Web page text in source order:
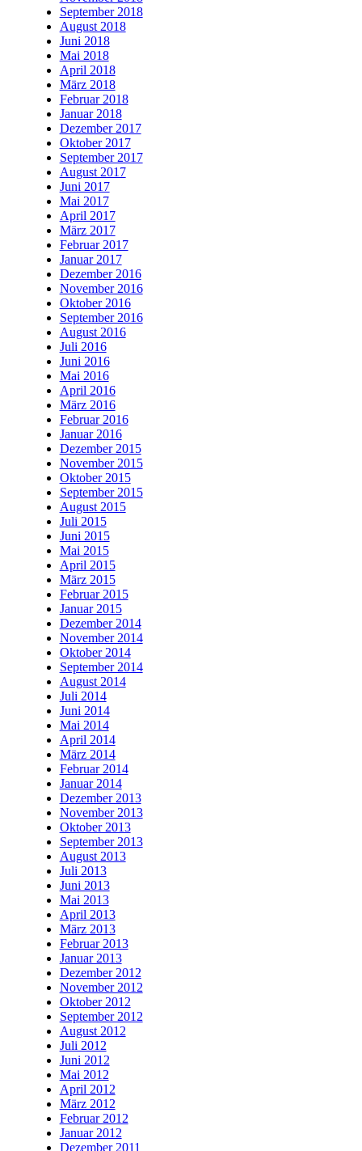
September 2018
August 2018
Juni 2018
Mai 2018
April 2018
März 2018
Februar 2018
Januar 2018
Dezember 2017
Oktober 2017
September 2017
August 2017
Juni 2017
Mai 2017
April 2017
März 2017
Februar 2017
Januar 2017
Dezember 2016
November 2016
Oktober 2016
September 2016
August 2016
Juli 2016
Juni 2016
Mai 2016
April 2016
März 2016
Februar 2016
Januar 2016
Dezember 2015
November 2015
Oktober 2015
September 2015
August 2015
Juli 2015
Juni 2015
Mai 2015
April 2015
März 2015
Februar 2015
Januar 2015
Dezember 2014
November 2014
Oktober 2014
September 2014
August 2014
Juli 2014
Juni 2014
Mai 2014
April 2014
März 2014
Februar 2014
Januar 2014
Dezember 2013
November 2013
Oktober 2013
September 2013
August 2013
Juli 2013
Juni 2013
Mai 2013
April 2013
März 2013
Februar 2013
Januar 2013
Dezember 2012
November 2012
Oktober 2012
September 2012
August 2012
Juli 2012
Juni 2012
Mai 2012
April 2012
März 2012
Februar 2012
Januar 2012
Dezember 2011